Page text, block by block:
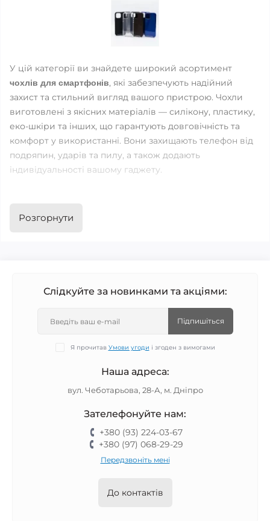
чохлів для смартфонів, які забезпечують надійний
захист та стильний вигляд вашого пристрою. Чохли
виготовлені з якісних матеріалів — силікону, пластику,
еко‑шкіри та інших, що гарантують довговічність та
комфорт у використанні. Вони захищають телефон від
подряпин, ударів та пилу, а також додають
індивідуальності вашому гаджету.
Зручність у використанні та легка заміна
Практичні рішення для щоденного користування
підкреслить ваш стиль і збереже телефон у
Розгорнути
Слідкуйте за новинками та акціями:
Підпишіться
Я прочитав Умови угоди і згоден з вимогами
Наша адреса:
вул. Чеботарьова, 28-А, м. Дніпро
Зателефонуйте нам:
+380 (93) 224-03-67
+380 (97) 068-29-29
Передзвоніть мені
До контактів